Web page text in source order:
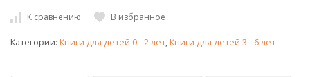
К сравнению В избранное
Категории: Книги для детей 0 - 2 лет,Книги для детей 3 - 6 лет